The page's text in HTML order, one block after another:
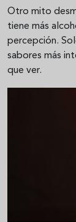
Otro mito
tiene más
percepción.
sabores más
que ver.